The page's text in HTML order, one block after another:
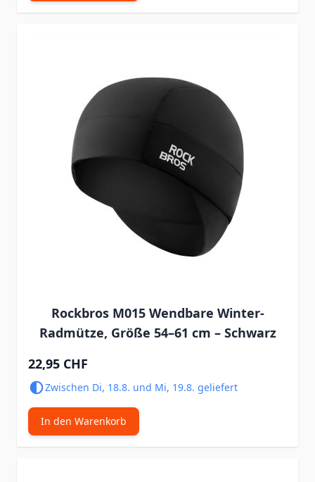
Rockbros M015 Wendbare Winter-
Radmütze, Größe 54–61 cm – Schwarz
22,95 CHF
Zwischen Di, 18.8. und Mi, 19.8. geliefert
In den Warenkorb